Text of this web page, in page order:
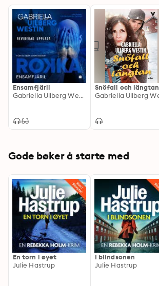
Ensamfjäril
Gabriella Ullberg Westin
Snöfall och längtan
Gode bøker å starte med
En torn i øyet
Julie Hastrup
I blindsonen
Julie Hastrup